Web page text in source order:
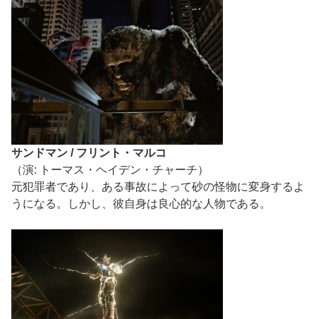
サンドマン / フリント・マルコ
（演: トーマス・ヘイデン・チャーチ）
元犯罪者であり、ある事故によって砂の怪物に変身するよ
うになる。しかし、彼自身は良心的な人物である。